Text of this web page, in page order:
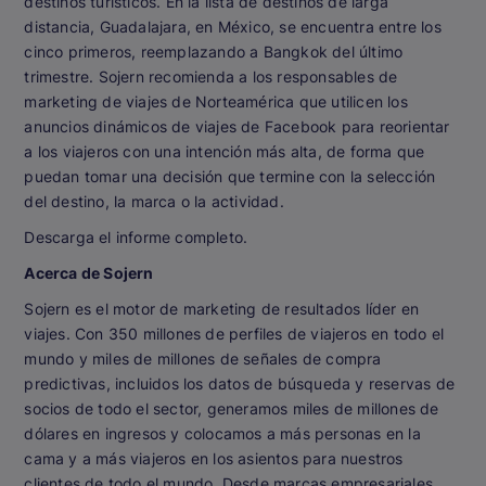
distancia, Guadalajara, en México, se encuentra entre los
cinco primeros, reemplazando a Bangkok del último
trimestre. Sojern recomienda a los responsables de
marketing de viajes de Norteamérica que utilicen los
anuncios dinámicos de viajes de Facebook para reorientar
a los viajeros con una intención más alta, de forma que
puedan tomar una decisión que termine con la selección
del destino, la marca o la actividad.
Descarga el informe completo.
Acerca de Sojern
Sojern es el motor de marketing de resultados líder en
viajes. Con 350 millones de perfiles de viajeros en todo el
mundo y miles de millones de señales de compra
predictivas, incluidos los datos de búsqueda y reservas de
socios de todo el sector, generamos miles de millones de
dólares en ingresos y colocamos a más personas en la
cama y a más viajeros en los asientos para nuestros